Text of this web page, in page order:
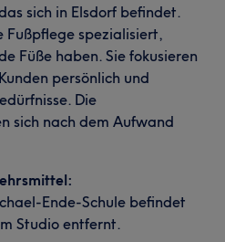
sich in Elsdorf befindet.
Fußpflege spezialisiert,
Füße haben. Sie fokusieren
persönlich und
Die
sich nach dem Aufwand
Ende-Schule befindet
Studio entfernt.